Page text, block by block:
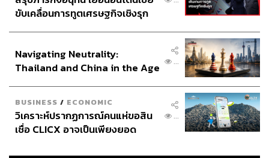
ขับเคลื่อนการทูตเศรษฐกิจเชิงรุก
Navigating Neutrality:
Thailand and China in the Age
...
BUSINESS / ECONOMIC
วิเคราะห์ปรากฏการณ์คนแห่ขอสิน
เชื่อ CLICX อาจเป็นเพียงยอด
...